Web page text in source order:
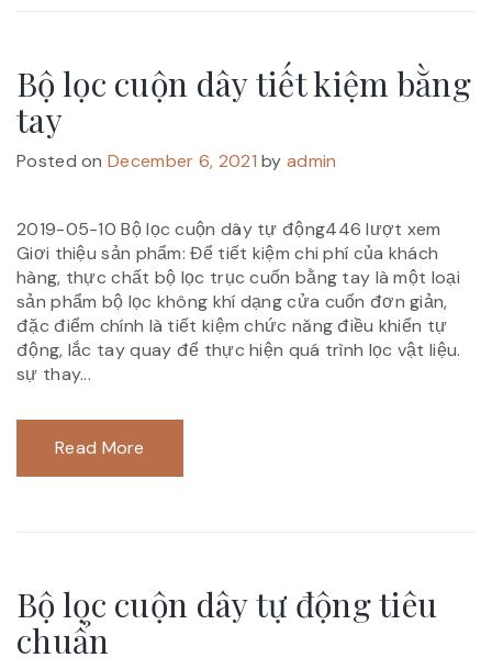
Bộ lọc cuộn dây tiết kiệm bằng
tay
Posted onDecember 6, 2021 byadmin
2019-05-10 Bộ lọc cuộn dây tự động446 lượt xem
Giơi thiệu sản phẩm: Để tiết kiệm chi phí của khách
hàng, thực chất bộ lọc trục cuốn bằng tay là một loại
sản phẩm bộ lọc không khí dạng cửa cuốn đơn giản,
đặc điểm chính là tiết kiệm chức năng điều khiển tự
động, lắc tay quay để thực hiện quá trình lọc vật liệu.
sự thay...
Read More
Bộ lọc cuộn dây tự động tiêu
chuẩn